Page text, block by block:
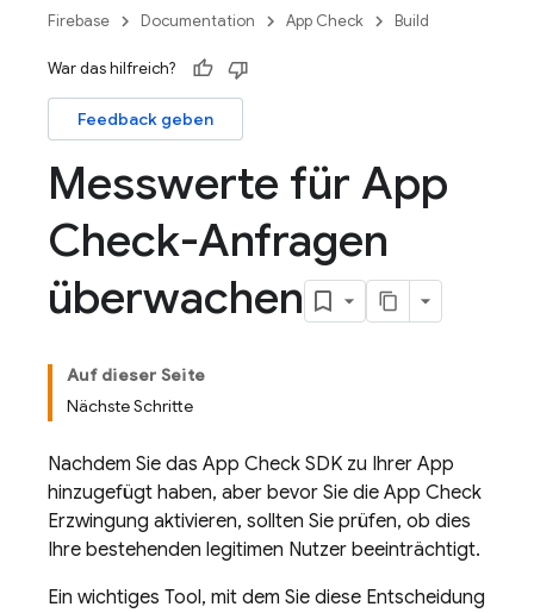
Firebase Documentation App Check Build
War das hilfreich?
Feedback geben
Messwerte für App
Check-Anfragen
überwachen
Auf dieser Seite
Nächste Schritte
Nachdem Sie das App Check SDK zu Ihrer App
hinzugefügt haben, aber bevor Sie die App Check
Erzwingung aktivieren, sollten Sie prüfen, ob dies
Ihre bestehenden legitimen Nutzer beeinträchtigt.
Ein wichtiges Tool, mit dem Sie diese Entscheidung